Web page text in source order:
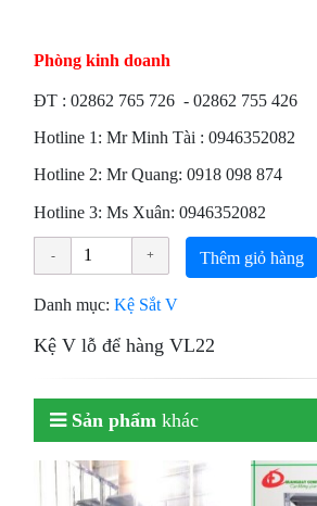
Phòng kinh doanh
ÐT : 02862 765 726 - 02862 755 426
Hotline 1: Mr Minh Tài : 0946352082
Hotline 2: Mr Quang: 0918 098 874
Hotline 3: Ms Xuân: 0946352082
Thêm giỏ hàng
Danh mục:Kệ Sắt V
Kệ V lỗ để hàng VL22
Sản phẩm khác